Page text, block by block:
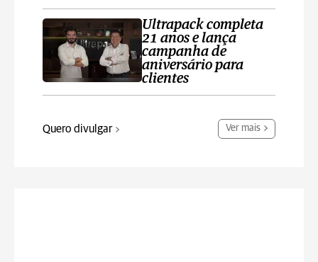
Ultrapack completa
21 anos e lança
campanha de
aniversário para
clientes
Quero divulgar Ver mais